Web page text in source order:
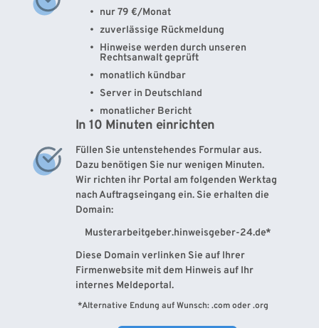
nur 79 €/Monat
zuverlässige Rückmeldung
Hinweise werden durch unseren
Rechtsanwalt geprüft
monatlich kündbar
Server in Deutschland
monatlicher Bericht
In 10 Minuten einrichten
Füllen Sie untenstehendes Formular aus.
Dazu benötigen Sie nur wenigen Minuten.
Wir richten ihr Portal am folgenden Werktag
nach Auftragseingang ein. Sie erhalten die
Domain:
Musterarbeitgeber.hinweisgeber-24.de*
Diese Domain verlinken Sie auf Ihrer
Firmenwebsite mit dem Hinweis auf Ihr
internes Meldeportal.
*Alternative Endung auf Wunsch: .com oder .org